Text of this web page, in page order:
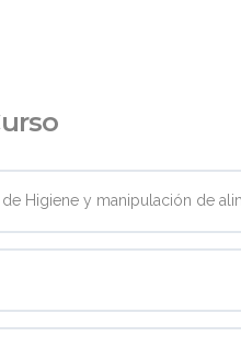
Higiene y manipulación de